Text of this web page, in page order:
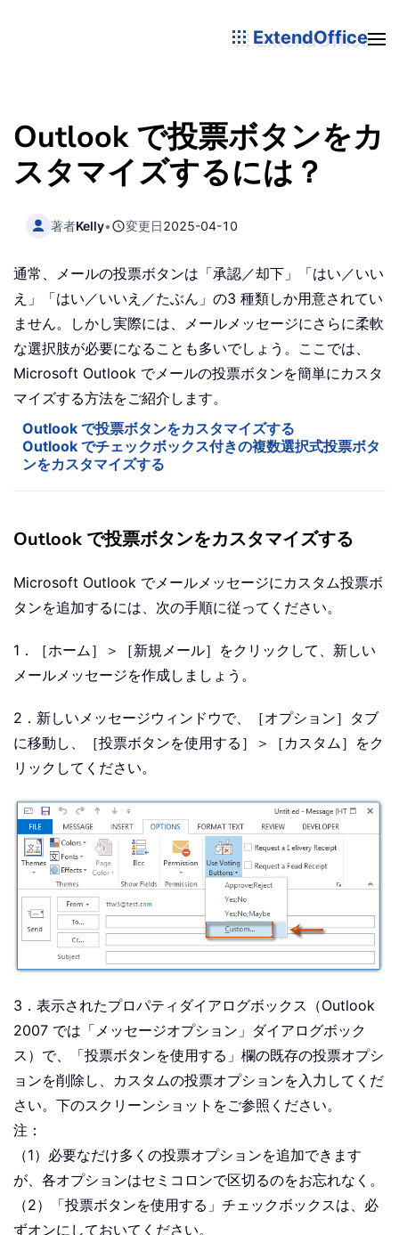
ExtendOffice
Outlook で投票ボタンをカ
スタマイズするには？
著者Kelly• 変更日2025-04-10
通常、メールの投票ボタンは「承認／却下」「はい／いい
え」「はい／いいえ／たぶん」の3 種類しか用意されてい
ません。しかし実際には、メールメッセージにさらに柔軟
な選択肢が必要になることも多いでしょう。ここでは、
Microsoft Outlook でメールの投票ボタンを簡単にカスタ
マイズする方法をご紹介します。
Outlook で投票ボタンをカスタマイズする
Outlook でチェックボックス付きの複数選択式投票ボタ
ンをカスタマイズする
Outlook で投票ボタンをカスタマイズする
Microsoft Outlook でメールメッセージにカスタム投票ボ
タンを追加するには、次の手順に従ってください。
1．［ホーム］＞［新規メール］をクリックして、新しい
メールメッセージを作成しましょう。
2．新しいメッセージウィンドウで、［オプション］タブ
に移動し、［投票ボタンを使用する］＞［カスタム］をク
リックしてください。
3．表示されたプロパティダイアログボックス（Outlook
2007 では「メッセージオプション」ダイアログボック
ス）で、「投票ボタンを使用する」欄の既存の投票オプシ
ョンを削除し、カスタムの投票オプションを入力してくだ
さい。下のスクリーンショットをご参照ください。
注：
（1）必要なだけ多くの投票オプションを追加できます
が、各オプションはセミコロンで区切るのをお忘れなく。
（2）「投票ボタンを使用する」チェックボックスは、必
ずオンにしておいてください。